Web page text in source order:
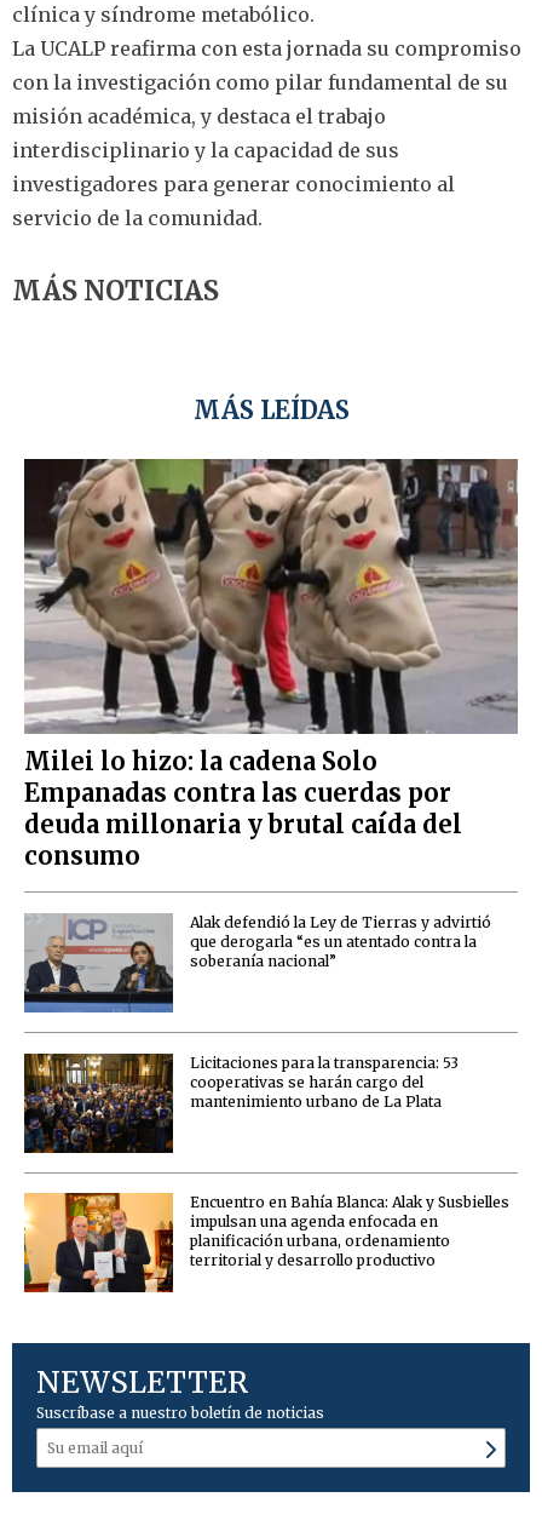
clínica y síndrome metabólico.
La UCALP reafirma con esta jornada su compromiso
con la investigación como pilar fundamental de su
misión académica, y destaca el trabajo
interdisciplinario y la capacidad de sus
investigadores para generar conocimiento al
servicio de la comunidad.
MÁS NOTICIAS
MÁS LEÍDAS
Milei lo hizo: la cadena Solo
Empanadas contra las cuerdas por
deuda millonaria y brutal caída del
consumo
Alak defendió la Ley de Tierras y advirtió
que derogarla “es un atentado contra la
soberanía nacional”
Licitaciones para la transparencia: 53
cooperativas se harán cargo del
mantenimiento urbano de La Plata
Encuentro en Bahía Blanca: Alak y Susbielles
impulsan una agenda enfocada en
planificación urbana, ordenamiento
territorial y desarrollo productivo
NEWSLETTER
Suscríbase a nuestro boletín de noticias